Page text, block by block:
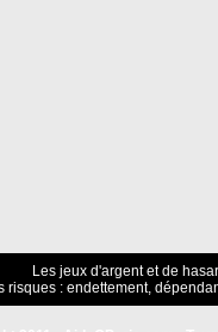
Les jeux d'argent et de
risques : endettement,